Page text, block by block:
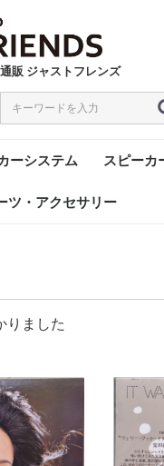
販 ジャストフレンズ
ーシステム スピーカ
ツ・アクセサリー
りました